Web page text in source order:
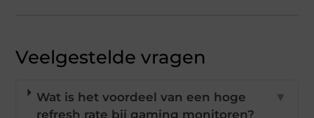
Veelgestelde vragen
Wat is het voordeel van een hoge
refresh rate bij gaming monitoren?
▼